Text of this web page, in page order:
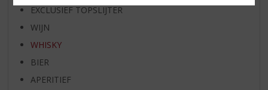
EXCLUSIEF TOPSLIJTER
WIJN
WHISKY
BIER
APERITIEF